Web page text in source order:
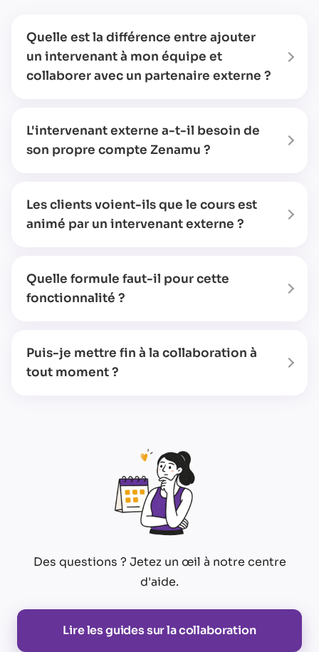
Quelle est la différence entre ajouter
un intervenant à mon équipe et
collaborer avec un partenaire externe ?
L'intervenant externe a-t-il besoin de
son propre compte Zenamu ?
Les clients voient-ils que le cours est
animé par un intervenant externe ?
Quelle formule faut-il pour cette
fonctionnalité ?
Puis-je mettre fin à la collaboration à
tout moment ?
Des questions ? Jetez un œil à notre centre
d'aide.
Lire les guides sur la collaboration